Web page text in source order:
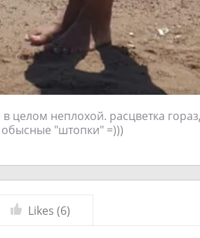
целом неплохой. расцветка
обысные "штопки" =)))
Likes (6)